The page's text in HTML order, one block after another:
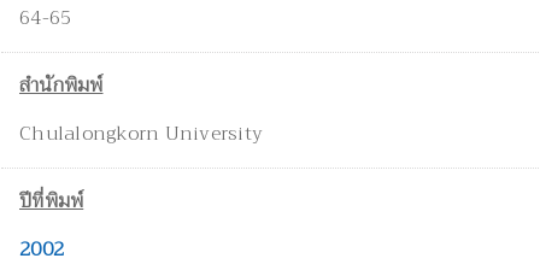
64-65
สำนักพิมพ์
Chulalongkorn University
ปีที่พิมพ์
2002